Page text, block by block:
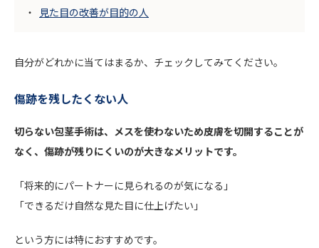
見た目の改善が目的の人
自分がどれかに当てはまるか、チェックしてみてください。
傷跡を残したくない人
切らない包茎手術は、メスを使わないため皮膚を切開することが
なく、傷跡が残りにくいのが大きなメリットです。
「将来的にパートナーに見られるのが気になる」
「できるだけ自然な見た目に仕上げたい」
という方には特におすすめです。